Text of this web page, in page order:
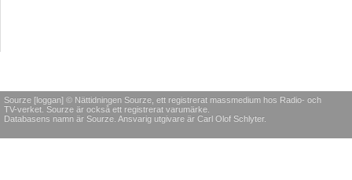
Sourze [loggan] © Nättidningen Sourze, ett registrerat massmedium hos Radio- och
TV-verket. Sourze är också ett registrerat varumärke.
Databasens namn är Sourze. Ansvarig utgivare är Carl Olof Schlyter.